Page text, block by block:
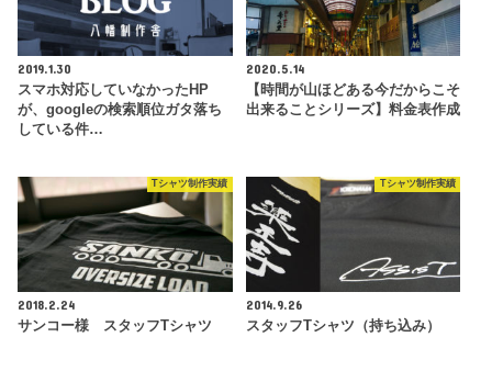
2019.1.30
スマホ対応していなかったHP
が、googleの検索順位ガタ落ち
している件…
2020.5.14
【時間が山ほどある今だからこそ
出来ることシリーズ】料金表作成
Tシャツ制作実績
2018.2.24
サンコー様 スタッフTシャツ
Tシャツ制作実績
2014.9.26
スタッフTシャツ（持ち込み）